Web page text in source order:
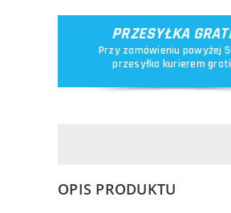
PRZESYŁKA
Przy zamówieniu powyżej
przesyłka kurierem
OPIS PRODUKTU